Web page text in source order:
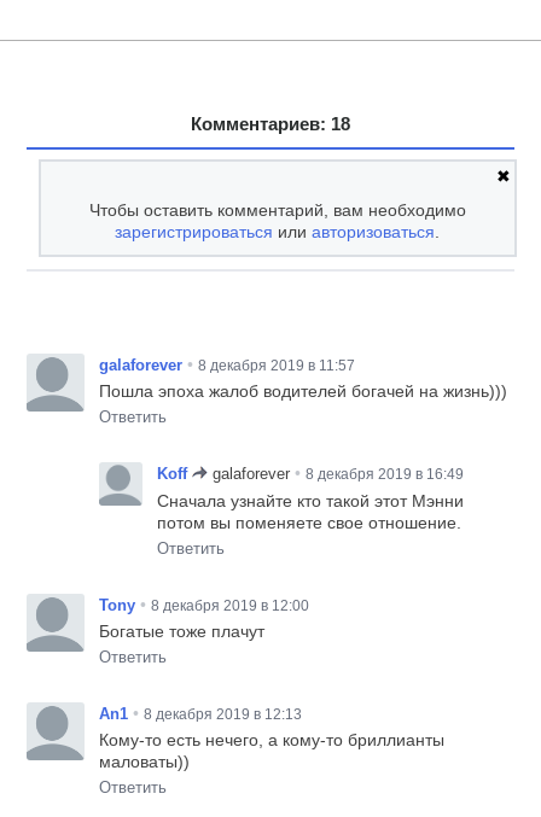
Комментариев: 18
✖
Чтобы оставить комментарий, вам необходимо
зарегистрироваться илиавторизоваться.
galaforever • 8 декабря 2019 в 11:57
Пошла эпоха жалоб водителей богачей на жизнь)))
Ответить
Koff galaforever • 8 декабря 2019 в 16:49
Сначала узнайте кто такой этот Мэнни
потом вы поменяете свое отношение.
Ответить
Tony • 8 декабря 2019 в 12:00
Богатые тоже плачут
Ответить
An1 • 8 декабря 2019 в 12:13
Кому-то есть нечего, а кому-то бриллианты
маловаты))
Ответить